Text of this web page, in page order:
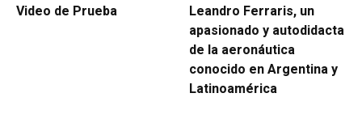
Video de Prueba
Leandro Ferraris, un
apasionado y autodidacta
de la aeronáutica
conocido en Argentina y
Latinoamérica